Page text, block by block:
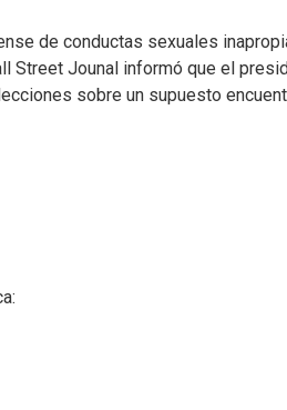
de conductas sexuales
Street Jounal informó que el
sobre un supuesto